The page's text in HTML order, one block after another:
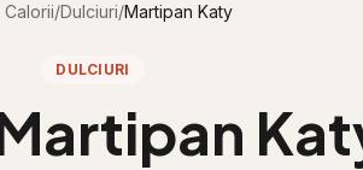
/Dulciuri/Martipan Katy
DULCIURI